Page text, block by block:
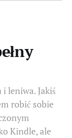
i leniwa. Jakiś
robić sobie
Kindle, ale